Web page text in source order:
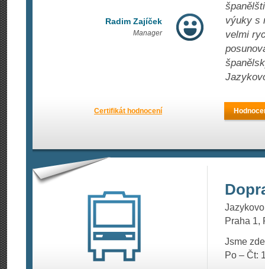
Radim Zajíček
Manager
výuky s
velmi
Certifikát hodnocení
Praha 1,
Jsme
Po – Čt: